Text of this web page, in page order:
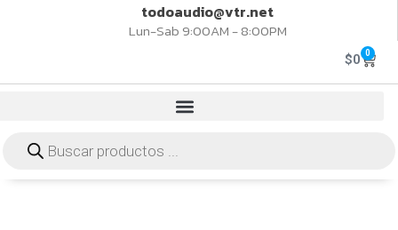
todoaudio@vtr.net
Lun-Sab 9:00AM - 8:00PM
$0 0